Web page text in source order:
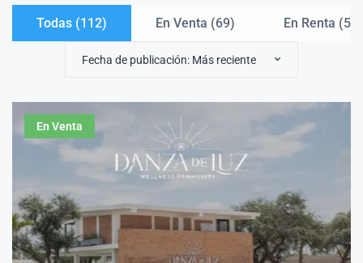
Todas (112) En Venta (69) En Renta (5
Fecha de publicación: Más reciente
En Venta